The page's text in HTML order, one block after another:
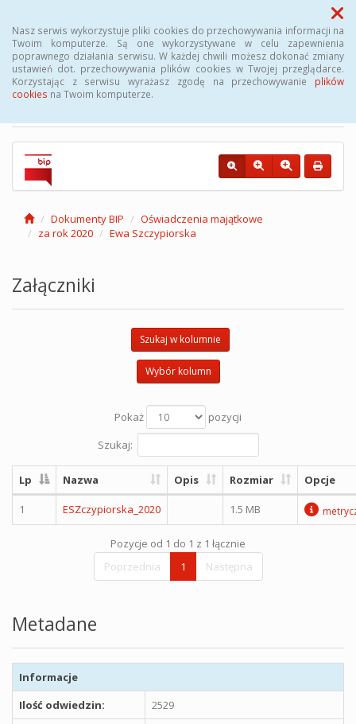
Nasz serwis wykorzystuje pliki cookies do przechowywania informacji na
Twoim komputerze. Są one wykorzystywane w celu zapewnienia
poprawnego działania serwisu. W każdej chwili możesz dokonać zmiany
ustawień dot. przechowywania plików cookies w Twojej przeglądarce.
Korzystając z serwisu wyrażasz zgodę na przechowywanie plików
cookies na Twoim komputerze.
Menu
Biuletyn Informacji
Publicznej Gminy Kęsowo
Dokumenty BIP
Oświadczenia majątkowe
za rok 2020
Ewa Szczypiorska
Załączniki
Szukaj w kolumnie
Wybór kolumn
Pokaż
pozycji
Szukaj:
Lp Nazwa Opis Rozmiar Opcje
1 ESZczypiorska_2020 1.5 MB
Pozycje od 1 do 1 z 1 łącznie
Poprzednia
1 Następna
Metadane
Informacje
Ilość odwiedzin:
2529